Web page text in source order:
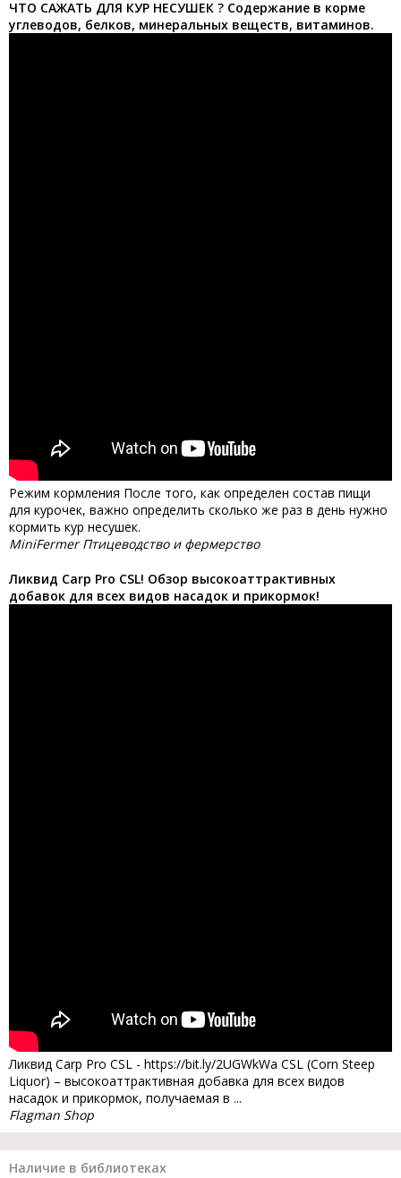
ЧТО САЖАТЬ ДЛЯ КУР НЕСУШЕК ? Содержание в корме
углеводов, белков, минеральных веществ, витаминов.
Режим кормления После того, как определен состав пищи
для курочек, важно определить сколько же раз в день нужно
кормить кур несушек.
MiniFermer Птицеводство и фермерство
Ликвид Carp Pro CSL! Обзор высокоаттрактивных
добавок для всех видов насадок и прикормок!
Ликвид Carp Pro CSL - https://bit.ly/2UGWkWa CSL (Corn Steep
Liquor) – высокоаттрактивная добавка для всех видов
насадок и прикормок, получаемая в ...
Flagman Shop
Наличие в библиотеках